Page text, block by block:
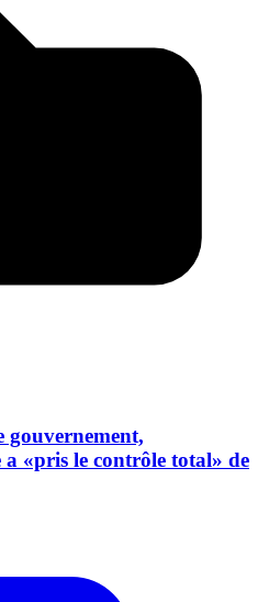
gouvernement,
«pris le contrôle total» de